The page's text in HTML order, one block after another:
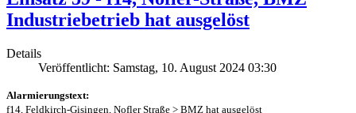
Industriebetrieb hat ausgelöst
Details
Veröffentlicht: Samstag, 10. August 2024 03:30
Alarmierungstext:
f14, Feldkirch-Gisingen, Nofler Straße > BMZ hat ausgelöst